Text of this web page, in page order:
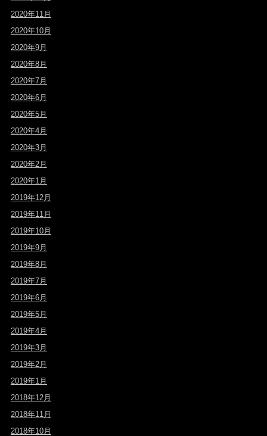
2020年11月
2020年10月
2020年9月
2020年8月
2020年7月
2020年6月
2020年5月
2020年4月
2020年3月
2020年2月
2020年1月
2019年12月
2019年11月
2019年10月
2019年9月
2019年8月
2019年7月
2019年6月
2019年5月
2019年4月
2019年3月
2019年2月
2019年1月
2018年12月
2018年11月
2018年10月